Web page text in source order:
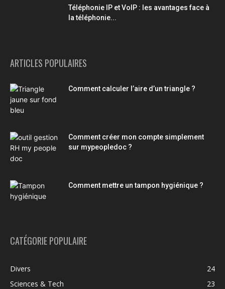
Téléphonie IP et VoIP : les avantages face à
la téléphonie...
ARTICLES POPULAIRES
Comment calculer l’aire d’un triangle ?
Comment créer mon compte simplement
sur mypeopledoc ?
Comment mettre un tampon hygiénique ?
CATÉGORIE POPULAIRE
Divers
24
Sciences & Tech
23